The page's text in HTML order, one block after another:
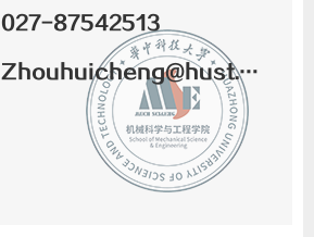
027-87542513
Zhouhuicheng@hust.edu.cn